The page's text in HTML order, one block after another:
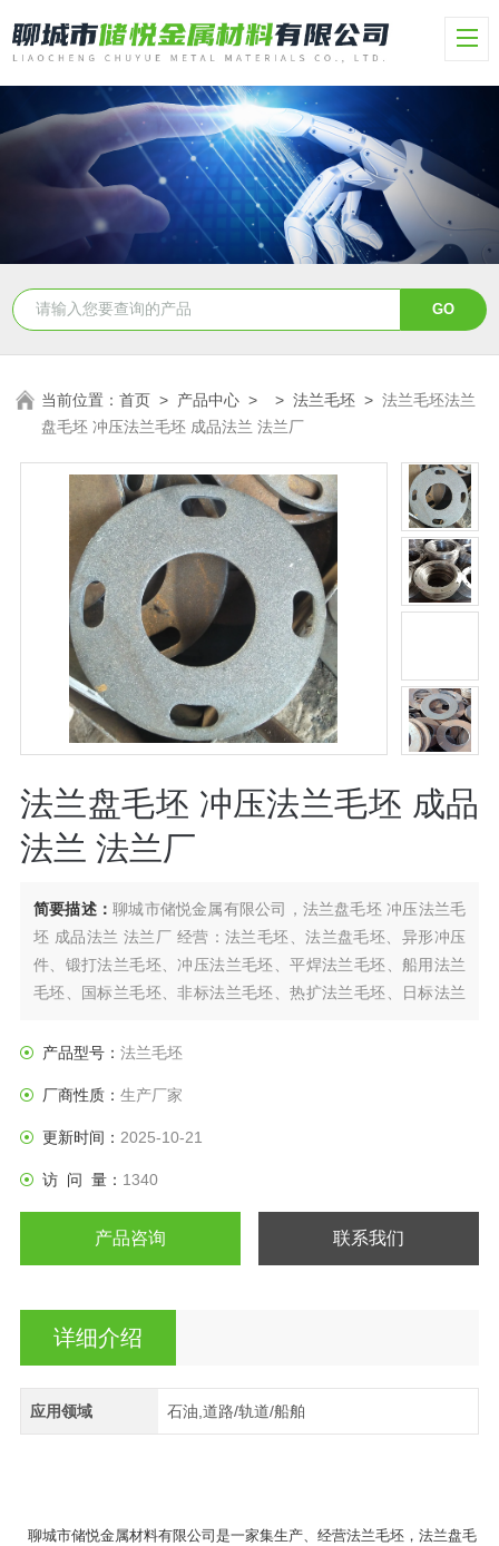
当前位置：首页 > 产品中心 > >法兰毛坯 >法兰毛坯法兰
盘毛坯 冲压法兰毛坯 成品法兰 法兰厂
法兰盘毛坯 冲压法兰毛坯 成品
法兰 法兰厂
简要描述：聊城市储悦金属有限公司，法兰盘毛坯 冲压法兰毛
坯 成品法兰 法兰厂 经营：法兰毛坯、法兰盘毛坯、异形冲压
件、锻打法兰毛坯、冲压法兰毛坯、平焊法兰毛坯、船用法兰
毛坯、国标兰毛坯、非标法兰毛坯、热扩法兰毛坯、日标法兰
产品型号： 法兰毛坯
厂商性质： 生产厂家
更新时间： 2025-10-21
访 问 量： 1340
产品咨询 联系我们
详细介绍
应用领域 石油,道路/轨道/船舶
聊城市储悦金属材料有限公司是一家集生产、经营法兰毛坯，法兰盘毛